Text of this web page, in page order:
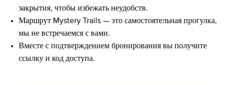
закрытия, чтобы избежать неудобств.
Маршрут Mystery Trails — это самостоятельная прогулка,
мы не встречаемся с вами.
Вместе с подтверждением бронирования вы получите
ссылку и код доступа.